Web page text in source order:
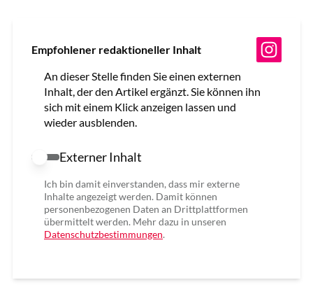
Empfohlener redaktioneller Inhalt
An dieser Stelle finden Sie einen externen
Inhalt, der den Artikel ergänzt. Sie können ihn
sich mit einem Klick anzeigen lassen und
wieder ausblenden.
Externer Inhalt erlauben
Externer Inhalt
Ich bin damit einverstanden, dass mir externe
Inhalte angezeigt werden. Damit können
personenbezogenen Daten an Drittplattformen
übermittelt werden. Mehr dazu in unseren
Datenschutzbestimmungen.